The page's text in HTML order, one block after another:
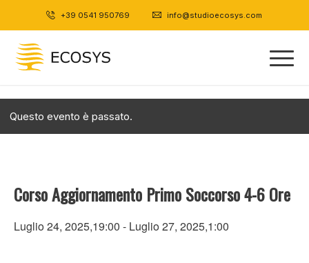
+39 0541 950769 info@studioecosys.com
Questo evento è passato.
Corso Aggiornamento Primo Soccorso 4-6 Ore
Luglio 24, 2025,19:00 - Luglio 27, 2025,1:00